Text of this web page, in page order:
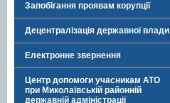
Запобігання проявам корупції
Децентралізація державної влади
Електронне звернення
Центр допомоги учасникам АТО
при Миколаївській районній
державній адміністрації